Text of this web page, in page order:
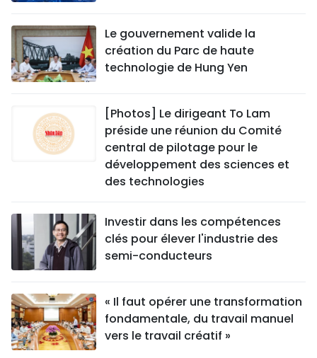
Le gouvernement valide la
création du Parc de haute
technologie de Hung Yen
[Photos] Le dirigeant To Lam
préside une réunion du Comité
central de pilotage pour le
développement des sciences et
des technologies
Investir dans les compétences
clés pour élever l'industrie des
semi-conducteurs
« Il faut opérer une transformation
fondamentale, du travail manuel
vers le travail créatif »